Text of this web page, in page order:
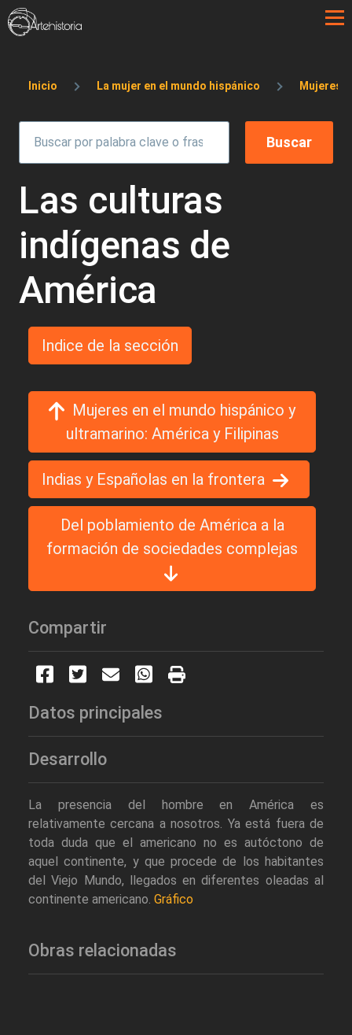
Pasar al contenido principal
Sobrescribir enlaces de ayuda a la
Inicio La mujer en el mundo hispánico Mujeres
Las culturas
indígenas de
América
Indice de la sección
Mujeres en el mundo hispánico y
ultramarino: América y Filipinas
Indias y Españolas en la frontera
Del poblamiento de América a la
formación de sociedades complejas
Compartir
Datos principales
Desarrollo
La presencia del hombre en América es
relativamente cercana a nosotros. Ya está fuera de
toda duda que el americano no es autóctono de
aquel continente, y que procede de los habitantes
del Viejo Mundo, llegados en diferentes oleadas al
continente americano. Gráfico
Obras relacionadas